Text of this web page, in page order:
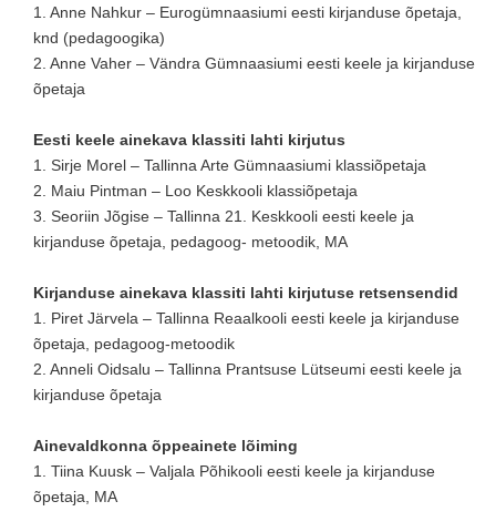
1. Anne Nahkur – Eurogümnaasiumi eesti kirjanduse õpetaja,
knd (pedagoogika)
2. Anne Vaher – Vändra Gümnaasiumi eesti keele ja kirjanduse
õpetaja
Eesti keele ainekava klassiti lahti kirjutus
1. Sirje Morel – Tallinna Arte Gümnaasiumi klassiõpetaja
2. Maiu Pintman – Loo Keskkooli klassiõpetaja
3. Seoriin Jõgise – Tallinna 21. Keskkooli eesti keele ja
kirjanduse õpetaja, pedagoog- metoodik, MA
Kirjanduse ainekava klassiti lahti kirjutuse retsensendid
1. Piret Järvela – Tallinna Reaalkooli eesti keele ja kirjanduse
õpetaja, pedagoog-metoodik
2. Anneli Oidsalu – Tallinna Prantsuse Lütseumi eesti keele ja
kirjanduse õpetaja
Ainevaldkonna õppeainete lõiming
1. Tiina Kuusk – Valjala Põhikooli eesti keele ja kirjanduse
õpetaja, MA